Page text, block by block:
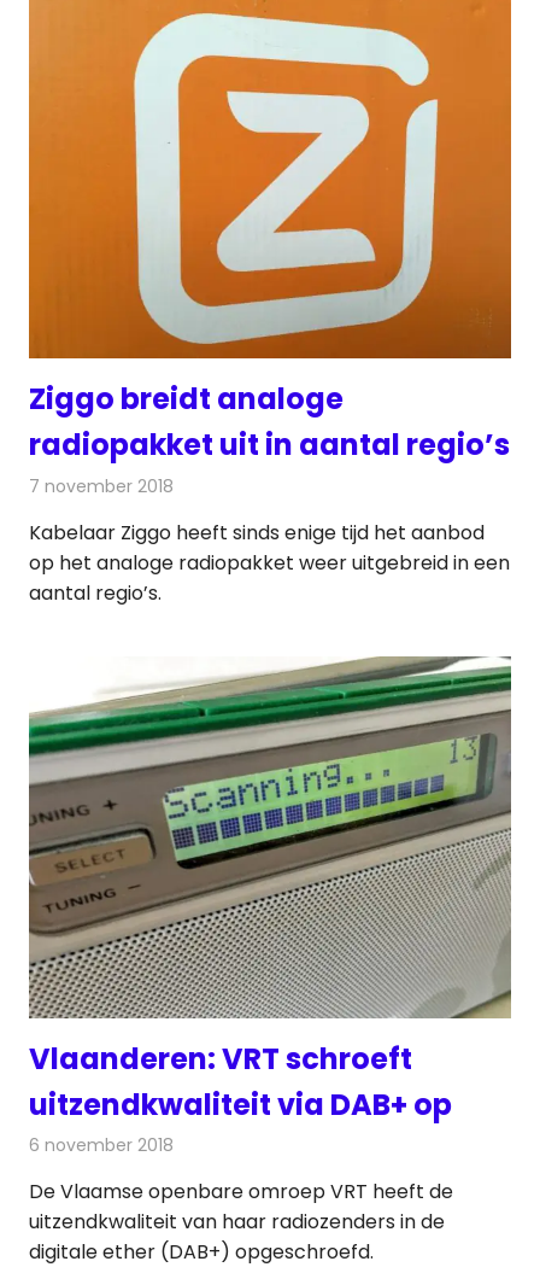
Ziggo breidt analoge
radiopakket uit in aantal regio’s
7 november 2018
Kabelaar Ziggo heeft sinds enige tijd het aanbod
op het analoge radiopakket weer uitgebreid in een
aantal regio’s.
Vlaanderen: VRT schroeft
uitzendkwaliteit via DAB+ op
6 november 2018
De Vlaamse openbare omroep VRT heeft de
uitzendkwaliteit van haar radiozenders in de
digitale ether (DAB+) opgeschroefd.